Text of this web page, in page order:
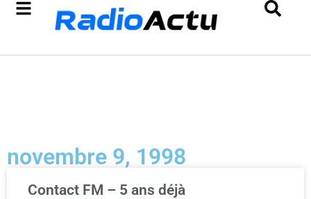
novembre 9, 1998
Contact FM – 5 ans déjà